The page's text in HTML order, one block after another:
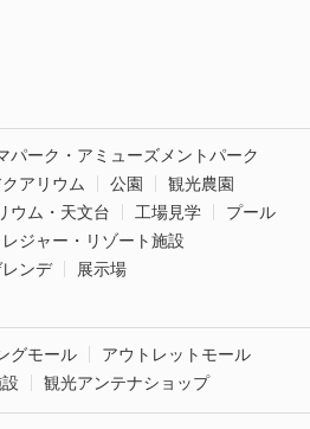
パーク・アミューズメントパーク
アリウム 公園
観光農園
ウム・天文台 工場見学
プール
レジャー・リゾート施設
ンデ
展示場
グモール
アウトレットモール
観光アンテナショップ